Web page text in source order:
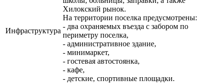
Инфраструктура
Хилокский рынок.
На территории поселка предусмотрены:
- два охраняемых въезда с забором по
периметру поселка,
- административное здание,
- минимаркет,
- гостевая автостоянка,
- кафе,
- детские, спортивные площадки.